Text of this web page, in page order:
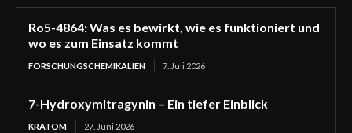
Ro5-4864: Was es bewirkt, wie es funktioniert und
wo es zum Einsatz kommt
FORSCHUNGSCHEMIKALIEN 7. Juli 2026
7-Hydroxymitragynin – Ein tiefer Einblick
KRATOM 27. Juni 2026